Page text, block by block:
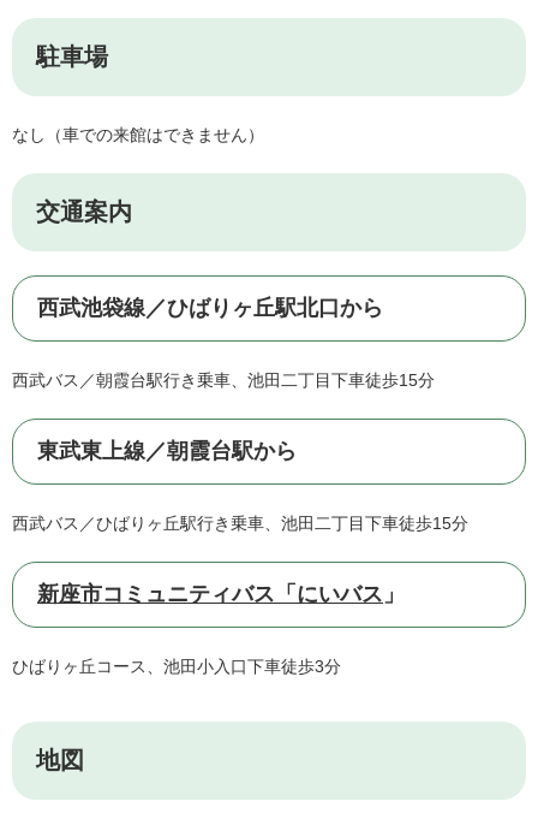
駐車場
なし（車での来館はできません）
交通案内
西武池袋線／ひばりヶ丘駅北口から
西武バス／朝霞台駅行き乗車、池田二丁目下車徒歩15分
東武東上線／朝霞台駅から
西武バス／ひばりヶ丘駅行き乗車、池田二丁目下車徒歩15分
新座市コミュニティバス「にいバス 」
ひばりヶ丘コース、池田小入口下車徒歩3分
地図